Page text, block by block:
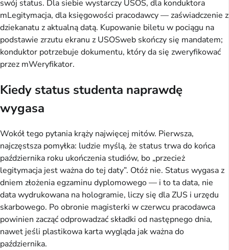
swój status. Dla siebie wystarczy USOS, dla konduktora
mLegitymacja, dla księgowości pracodawcy — zaświadczenie z
dziekanatu z aktualną datą. Kupowanie biletu w pociągu na
podstawie zrzutu ekranu z USOSweb skończy się mandatem;
konduktor potrzebuje dokumentu, który da się zweryfikować
przez mWeryfikator.
Kiedy status studenta naprawdę
wygasa
Wokół tego pytania krąży najwięcej mitów. Pierwsza,
najczęstsza pomyłka: ludzie myślą, że status trwa do końca
października roku ukończenia studiów, bo „przecież
legitymacja jest ważna do tej daty”. Otóż nie. Status wygasa z
dniem złożenia egzaminu dyplomowego — i to ta data, nie
data wydrukowana na hologramie, liczy się dla ZUS i urzędu
skarbowego. Po obronie magisterki w czerwcu pracodawca
powinien zacząć odprowadzać składki od następnego dnia,
nawet jeśli plastikowa karta wygląda jak ważna do
października.